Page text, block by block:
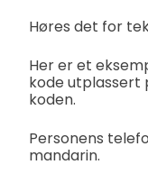
Høres det for
Her er et
kode utplassert
koden.
Personens
mandarin.